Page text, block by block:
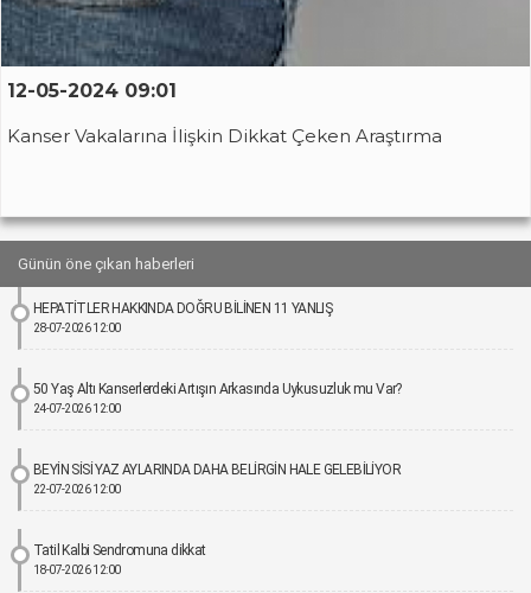
12-05-2024 09:01
Kanser Vakalarına İlişkin Dikkat Çeken Araştırma
Günün öne çıkan haberleri
HEPATİTLER HAKKINDA DOĞRU BİLİNEN 11 YANLIŞ
28-07-2026 12:00
50 Yaş Altı Kanserlerdeki Artışın Arkasında Uykusuzluk mu Var?
24-07-2026 12:00
BEYİN SİSİ YAZ AYLARINDA DAHA BELİRGİN HALE GELEBİLİYOR
22-07-2026 12:00
Tatil Kalbi Sendromuna dikkat
18-07-2026 12:00